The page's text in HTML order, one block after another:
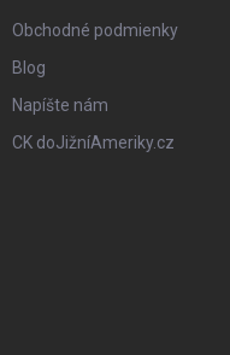
Obchodné podmienky
Blog
Napíšte nám
CK doJižníAmeriky.cz